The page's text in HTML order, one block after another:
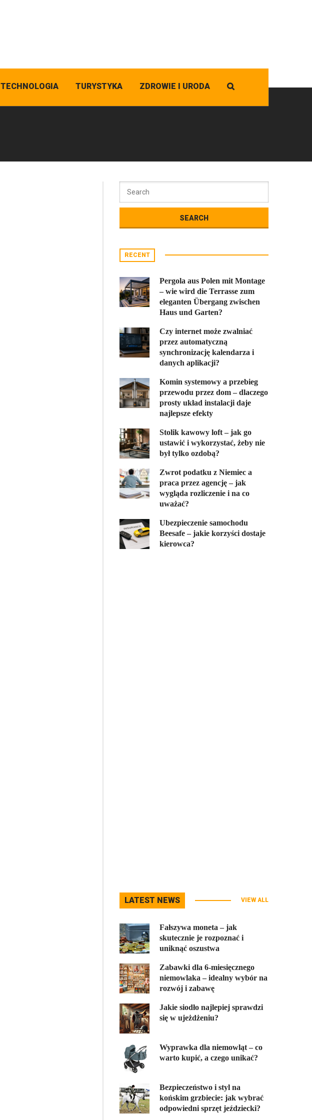
TECHNOLOGIA TURYSTYKA ZDROWIE I URODA
RECENT
Pergola aus Polen mit Montage
– wie wird die Terrasse zum
eleganten Übergang zwischen
Haus und Garten?
Czy internet może zwalniać
przez automatyczną
synchronizację kalendarza i
danych aplikacji?
Komin systemowy a przebieg
przewodu przez dom – dlaczego
prosty układ instalacji daje
najlepsze efekty
Stolik kawowy loft – jak go
ustawić i wykorzystać, żeby nie
był tylko ozdobą?
Zwrot podatku z Niemiec a
praca przez agencję – jak
wygląda rozliczenie i na co
uważać?
Ubezpieczenie samochodu
Beesafe – jakie korzyści dostaje
kierowca?
LATEST NEWS VIEW ALL
Fałszywa moneta – jak
skutecznie je rozpoznać i
uniknąć oszustwa
Zabawki dla 6-miesięcznego
niemowlaka – idealny wybór na
rozwój i zabawę
Jakie siodło najlepiej sprawdzi
się w ujeżdżeniu?
Wyprawka dla niemowląt – co
warto kupić, a czego unikać?
Bezpieczeństwo i styl na
końskim grzbiecie: jak wybrać
odpowiedni sprzęt jeździecki?